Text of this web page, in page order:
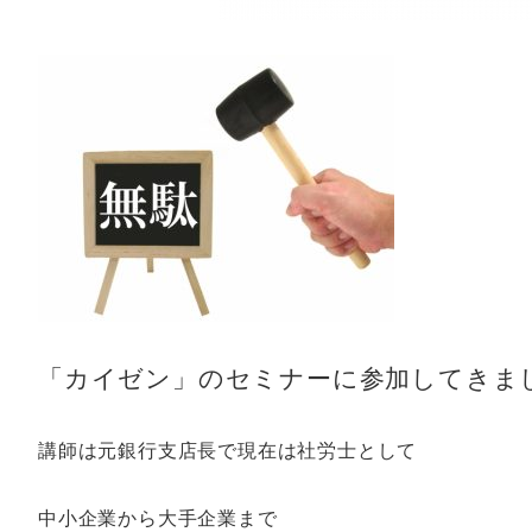
「カイゼン」のセミナーに参加してきま
講師は元銀行支店長で現在は社労士として
中小企業から大手企業まで